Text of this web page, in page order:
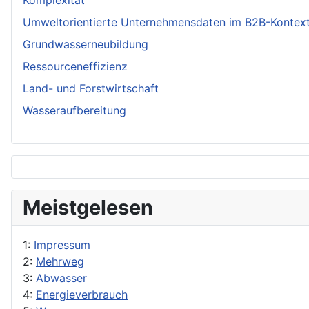
Umweltorientierte Unternehmensdaten im B2B-
Grundwasserneubildung
Ressourceneffizienz
Land- und Forstwirtschaft
Wasseraufbereitung
Meistgelesen
1: Impressum
2: Mehrweg
3: Abwasser
4: Energieverbrauch